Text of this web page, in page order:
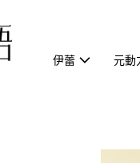
伊蕾 元動